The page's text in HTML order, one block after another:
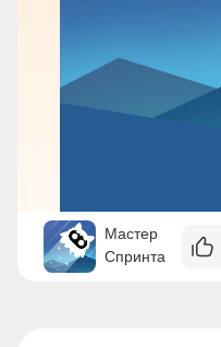
Мастер
Спринта